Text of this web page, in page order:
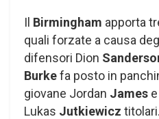
Il Birmingham apporta
quali forzate a causa
difensori Dion
Burkefa posto in
giovane Jordan James
Lukas Jutkiewicz